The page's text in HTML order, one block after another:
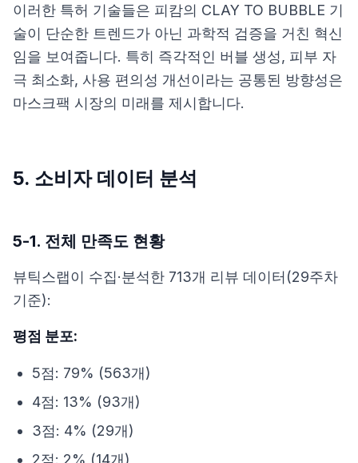
이러한 특허 기술들은 피캄의 CLAY TO BUBBLE 기
술이 단순한 트렌드가 아닌 과학적 검증을 거친 혁신
임을 보여줍니다. 특히 즉각적인 버블 생성, 피부 자
극 최소화, 사용 편의성 개선이라는 공통된 방향성은
마스크팩 시장의 미래를 제시합니다.
5. 소비자 데이터 분석
5-1. 전체 만족도 현황
뷰틱스랩이 수집·분석한 713개 리뷰 데이터(29주차
기준):
평점 분포:
5점: 79% (563개)
4점: 13% (93개)
3점: 4% (29개)
2점: 2% (14개)